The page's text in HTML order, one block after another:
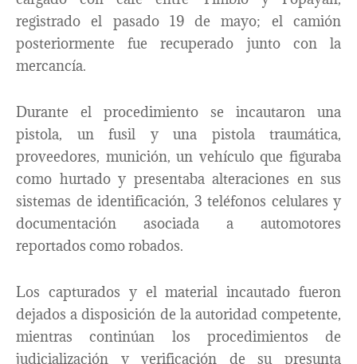
registrado el pasado 19 de mayo; el camión
posteriormente fue recuperado junto con la
mercancía.
Durante el procedimiento se incautaron una
pistola, un fusil y una pistola traumática,
proveedores, munición, un vehículo que figuraba
como hurtado y presentaba alteraciones en sus
sistemas de identificación, 3 teléfonos celulares y
documentación asociada a automotores
reportados como robados.
Los capturados y el material incautado fueron
dejados a disposición de la autoridad competente,
mientras continúan los procedimientos de
judicialización y verificación de su presunta